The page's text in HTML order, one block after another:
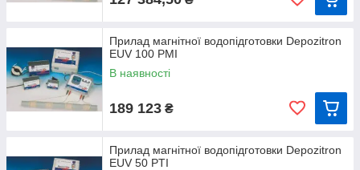
Прилад магнітної водопідготовки Depozitron
EUV 100 PMI
В наявності
189 123 ₴
Прилад магнітної водопідготовки Depozitron
EUV 50 PTI